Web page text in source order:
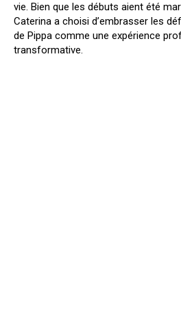
vie. Bien que les débuts aient été
Caterina a choisi d’embrasser les
de Pippa comme une expérience
transformative.